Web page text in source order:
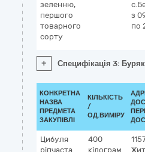
зеленню,
першого
товарного
сорту
з
по
+ Специфікація 3:
КОНКРЕТНА
НАЗВА
ПРЕДМЕТА
ЗАКУПІВЛІ
КІЛЬКІСТЬ
/
ОД.ВИМІРУ
Цибуля
ріпчаста
400
кілограм